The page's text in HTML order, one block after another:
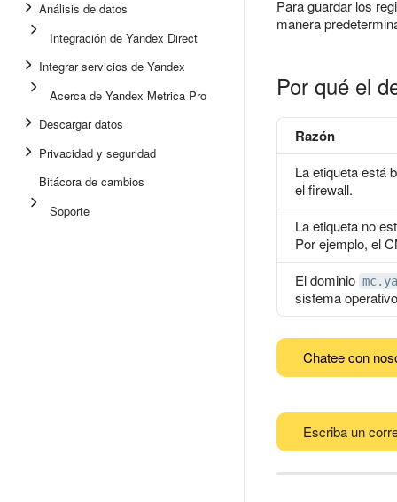
Análisis de datos
Integración de Yandex Direct
Integrar servicios de Yandex
Acerca de Yandex Metrica Pro
Descargar datos
Privacidad y seguridad
Bitácora de cambios
Soporte
Para guardar los
manera
Por qué el
Razón
La etiqueta está
el firewall.
La etiqueta no
Por ejemplo, el
El dominio
sistema
Chatee con
Escriba un